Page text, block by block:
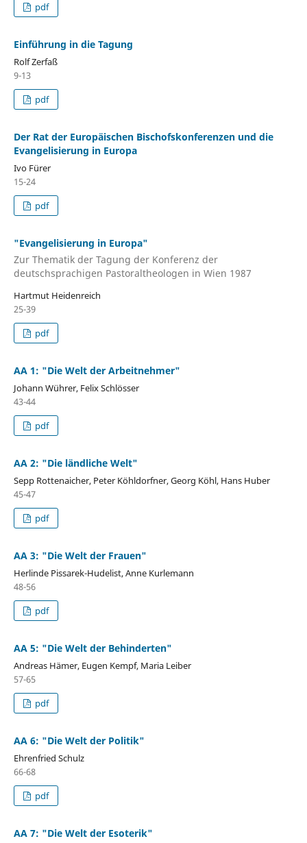
pdf
Einführung in die Tagung
Rolf Zerfaß
9-13
pdf
Der Rat der Europäischen Bischofskonferenzen und die
Evangelisierung in Europa
Ivo Fürer
15-24
pdf
"Evangelisierung in Europa"
Zur Thematik der Tagung der Konferenz der
deutschsprachigen Pastoraltheologen in Wien 1987
Hartmut Heidenreich
25-39
pdf
AA 1: "Die Welt der Arbeitnehmer"
Johann Wührer, Felix Schlösser
43-44
pdf
AA 2: "Die ländliche Welt"
Sepp Rottenaicher, Peter Köhldorfner, Georg Köhl, Hans Huber
45-47
pdf
AA 3: "Die Welt der Frauen"
Herlinde Pissarek-Hudelist, Anne Kurlemann
48-56
pdf
AA 5: "Die Welt der Behinderten"
Andreas Hämer, Eugen Kempf, Maria Leiber
57-65
pdf
AA 6: "Die Welt der Politik"
Ehrenfried Schulz
66-68
pdf
AA 7: "Die Welt der Esoterik"